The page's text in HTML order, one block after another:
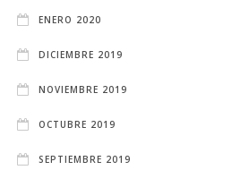
ENERO 2020
DICIEMBRE 2019
NOVIEMBRE 2019
OCTUBRE 2019
SEPTIEMBRE 2019